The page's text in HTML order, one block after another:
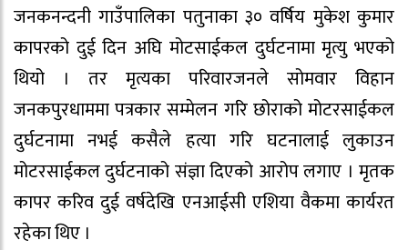
जनकनन्दनी गाउँपालिका पतुनाका ३० वर्षिय मुकेश कुमार
कापरको दुई दिन अघि मोटसाईकल दुर्घटनामा मृत्यु भएको
थियो । तर मृत्यका परिवारजनले सोमवार विहान
जनकपुरधाममा पत्रकार सम्मेलन गरि छोराको मोटरसाईकल
दुर्घटनामा नभई कसैले हत्या गरि घटनालाई लुकाउन
मोटरसाईकल दुर्घटनाको संज्ञा दिएको आरोप लगाए । मृतक
कापर करिव दुई वर्षदेखि एनआईसी एशिया वैकमा कार्यरत
रहेका थिए ।